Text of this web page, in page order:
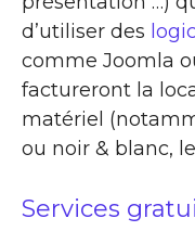
d’utiliser des
comme Joomla
factureront la
matériel
ou noir & blanc,
Services